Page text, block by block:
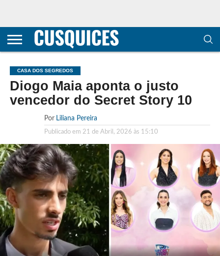
CONTACTOS
HOME
POLÍTICA DE
E COOKIES
SOBRE
TERMOS E
TRANSPARÊNCIA
METODOLOGIA
CASA DOS SEGREDOS
Diogo Maia aponta o justo
vencedor do Secret Story 10
Por Liliana Pereira
Publicado em 21 de Abril, 2026 às 15:10